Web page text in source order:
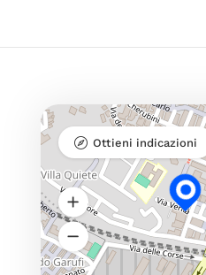
Ottieni indicazioni